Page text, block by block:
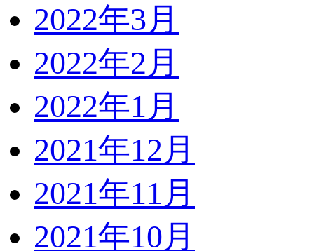
2022年3月
2022年2月
2022年1月
2021年12月
2021年11月
2021年10月